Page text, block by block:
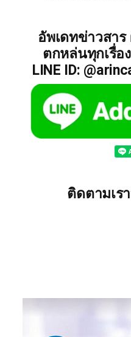
อัพเดทข่าวสาร
ตกหล่นทุกเรื่อ
LINE ID:
ติดตามเร